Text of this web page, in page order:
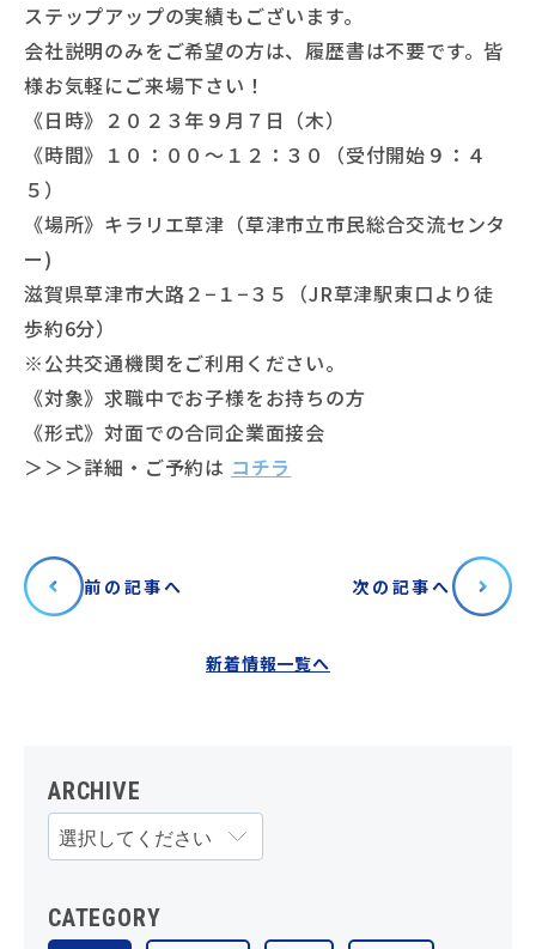
ステップアップの実績もございます。
会社説明のみをご希望の方は、履歴書は不要です。皆
様お気軽にご来場下さい！
《日時》２０２３年９月７日（木）
《時間》１０：００〜１２：３０（受付開始９：４
５）
《場所》キラリエ草津（草津市立市民総合交流センタ
ー)
滋賀県草津市大路２−１−３５（JR草津駅東口より徒
歩約6分）
※公共交通機関をご利用ください。
《対象》求職中でお子様をお持ちの方
《形式》対面での合同企業面接会
＞＞＞詳細・ご予約は コチラ
前の記事へ 次の記事へ
新着情報一覧へ
ARCHIVE
CATEGORY